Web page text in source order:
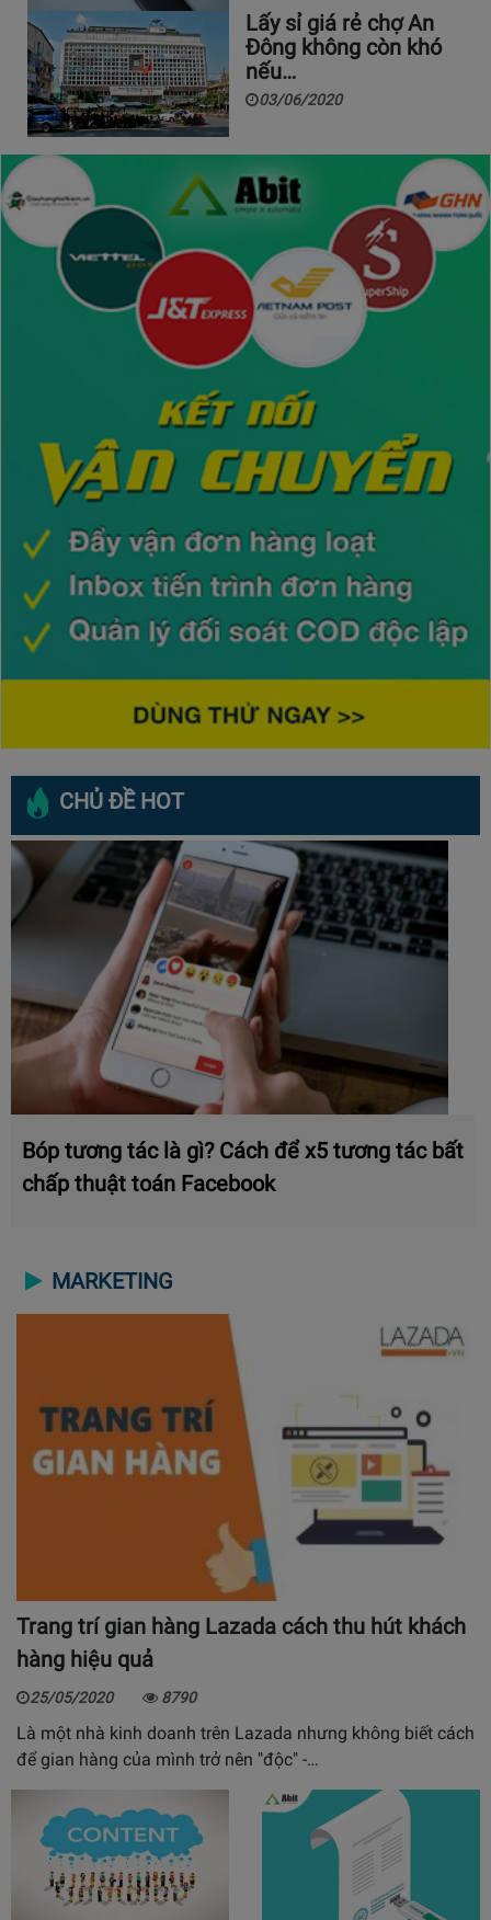
Lấy sỉ giá rẻ chợ An
Đông không còn khó
nếu…
03/06/2020
CHỦ ĐỀ HOT
Bóp tương tác là gì? Cách để x5 tương tác bất
chấp thuật toán Facebook
MARKETING
Trang trí gian hàng Lazada cách thu hút khách
hàng hiệu quả
25/05/2020 8790
Là một nhà kinh doanh trên Lazada nhưng không biết cách
để gian hàng của mình trở nên "độc" -…